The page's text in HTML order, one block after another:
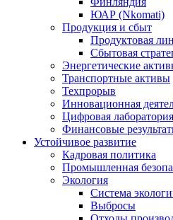
ЮАР (Nkomati)
Продукция и сбыт
Продуктовая
Сбытовая
Энергетические
Транспортные активы
Техпрорыв
Инновационная
Цифровая лаборатория
Финансовые
Устойчивое развитие
Кадровая политика
Промышленная
Экология
Система
Выбросы